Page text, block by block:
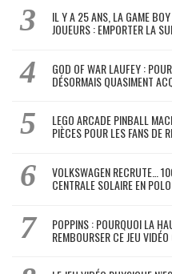
IL Y A 25 ANS, LA GAME
JOUEURS : EMPORTER LA
GOD OF WAR LAUFEY :
DÉSORMAIS QUASIMENT
LEGO ARCADE PINBALL
PIÈCES POUR LES FANS DE
VOLKSWAGEN RECRUTE…
CENTRALE SOLAIRE EN
POPPINS : POURQUOI LA
REMBOURSER CE JEU